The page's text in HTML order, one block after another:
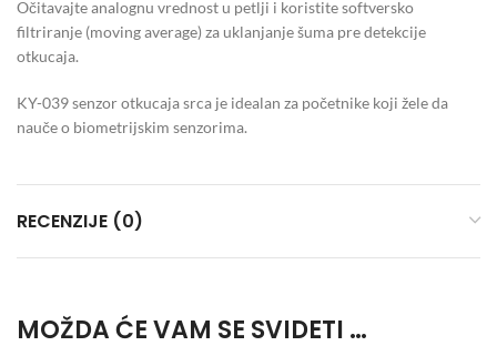
Očitavajte analognu vrednost u petlji i koristite softversko
filtriranje (moving average) za uklanjanje šuma pre detekcije
otkucaja.
KY-039 senzor otkucaja srca je idealan za početnike koji žele da
nauče o biometrijskim senzorima.
RECENZIJE (0)
MOŽDA ĆE VAM SE SVIDETI …